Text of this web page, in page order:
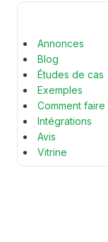
Annonces
Blog
Études de cas
Exemples
Comment faire
Intégrations
Avis
Vitrine